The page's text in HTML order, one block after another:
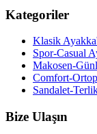
Kategoriler
Klasik
Spor-Casual
Makosen-
Comfort-
Sandalet-
Bize Ulaşın